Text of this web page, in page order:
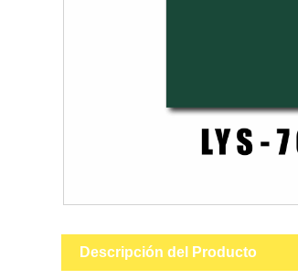
Descripción del Producto